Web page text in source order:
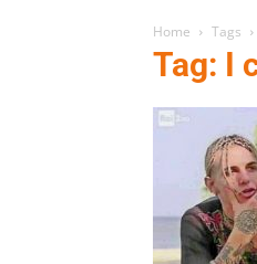
Home Tags
Tag: I